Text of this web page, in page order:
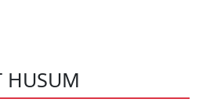
HUSUM